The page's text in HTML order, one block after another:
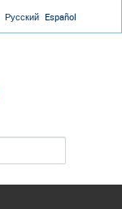
Русский Español